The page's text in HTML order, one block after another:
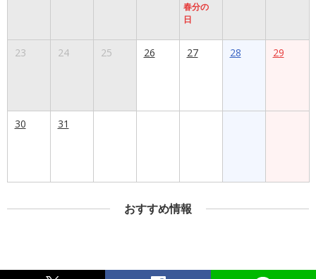
春分の
日
23 24 25 26 27 28 29
30 31
おすすめ情報